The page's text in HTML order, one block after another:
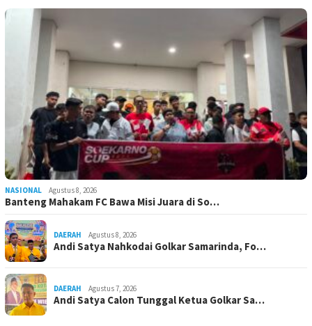
NASIONAL Agustus 8, 2026
Banteng Mahakam FC Bawa Misi Juara di So…
DAERAH Agustus 8, 2026
Andi Satya Nahkodai Golkar Samarinda, Fo…
DAERAH Agustus 7, 2026
Andi Satya Calon Tunggal Ketua Golkar Sa…